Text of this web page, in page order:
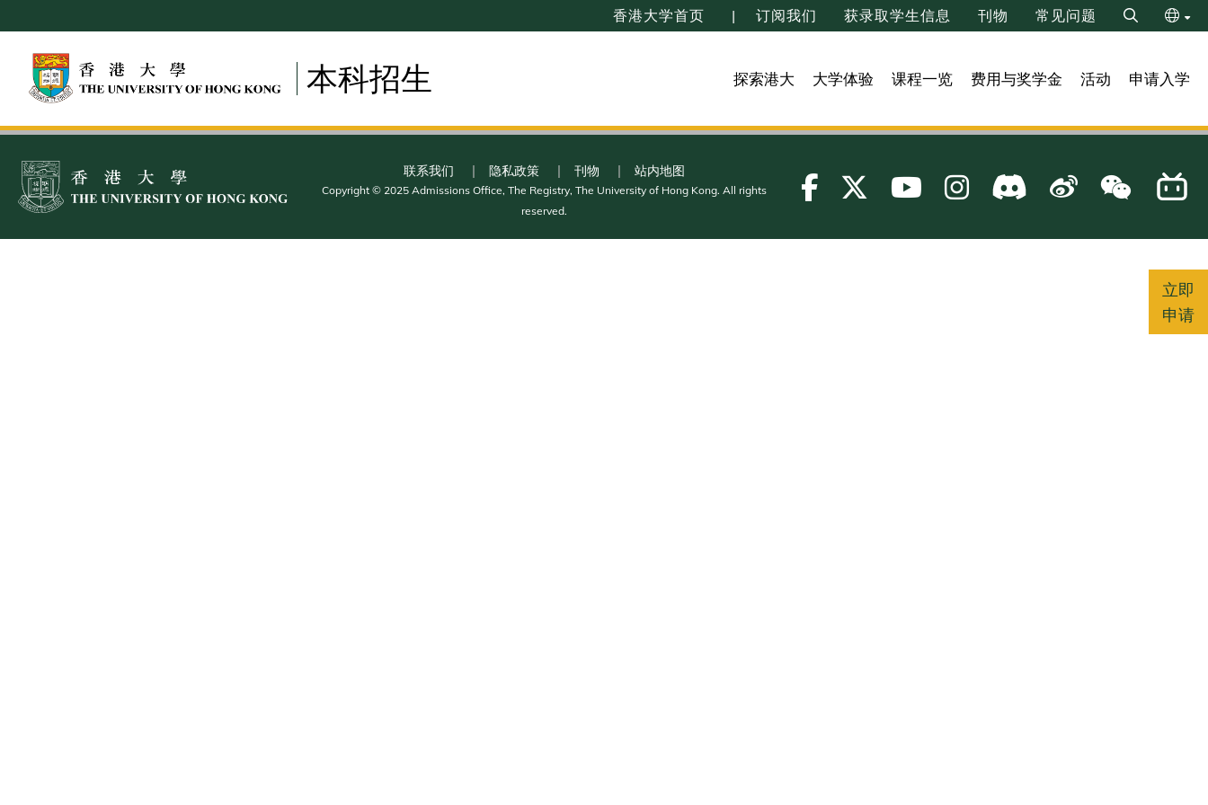
to
main
content
香港大学首页 订阅我们 获录取学生信息 刊物 常见问题
Search
本科招生 探索港大 大学体验 课程一览 费用与奖学金 活动 申请入学
立即
申请
联系我们 隐私政策 刊物 站内地图
Copyright © 2025 Admissions Office, The Registry, The University of Hong Kong. All rights
reserved.